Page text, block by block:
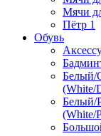
Мячи
Пётр 1
Обувь
Белый/
(White/
Белый/
(White/